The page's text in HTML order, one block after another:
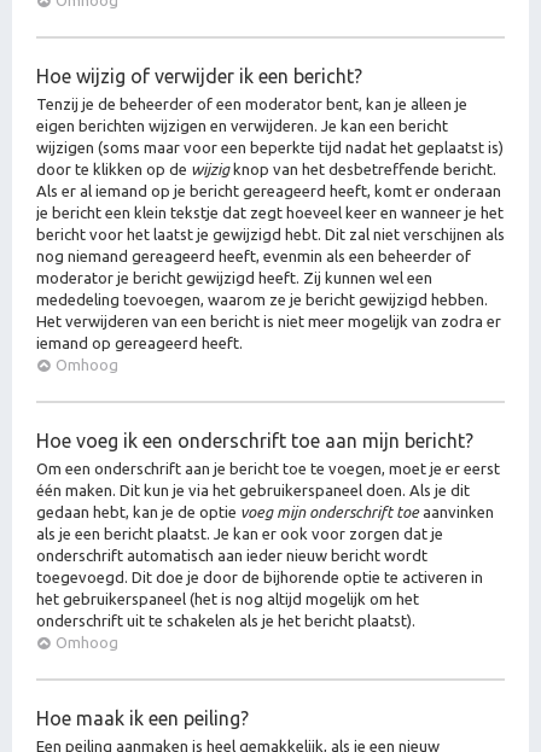
Hoe wijzig of verwijder ik een bericht?
Tenzij je de beheerder of een moderator bent, kan je alleen je
eigen berichten wijzigen en verwijderen. Je kan een bericht
wijzigen (soms maar voor een beperkte tijd nadat het geplaatst is)
door te klikken op de wijzigknop van het desbetreffende bericht.
Als er al iemand op je bericht gereageerd heeft, komt er onderaan
je bericht een klein tekstje dat zegt hoeveel keer en wanneer je het
bericht voor het laatst je gewijzigd hebt. Dit zal niet verschijnen als
nog niemand gereageerd heeft, evenmin als een beheerder of
moderator je bericht gewijzigd heeft. Zij kunnen wel een
mededeling toevoegen, waarom ze je bericht gewijzigd hebben.
Het verwijderen van een bericht is niet meer mogelijk van zodra er
iemand op gereageerd heeft.
Omhoog
Hoe voeg ik een onderschrift toe aan mijn bericht?
Om een onderschrift aan je bericht toe te voegen, moet je er eerst
één maken. Dit kun je via het gebruikerspaneel doen. Als je dit
gedaan hebt, kan je de optie voeg mijn onderschrift toeaanvinken
als je een bericht plaatst. Je kan er ook voor zorgen dat je
onderschrift automatisch aan ieder nieuw bericht wordt
toegevoegd. Dit doe je door de bijhorende optie te activeren in
het gebruikerspaneel (het is nog altijd mogelijk om het
onderschrift uit te schakelen als je het bericht plaatst).
Omhoog
Hoe maak ik een peiling?
Een peiling aanmaken is heel gemakkelijk, als je een nieuw